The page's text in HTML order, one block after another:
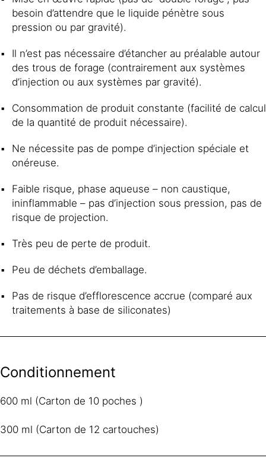
besoin d’attendre que le liquide pénètre sous
pression ou par gravité).
Il n’est pas nécessaire d’étancher au préalable autour
des trous de forage (contrairement aux systèmes
d’injection ou aux systèmes par gravité).
Consommation de produit constante (facilité de calcul
de la quantité de produit nécessaire).
Ne nécessite pas de pompe d’injection spéciale et
onéreuse.
Faible risque, phase aqueuse – non caustique,
ininflammable – pas d’injection sous pression, pas de
risque de projection.
Très peu de perte de produit.
Peu de déchets d’emballage.
Pas de risque d’efflorescence accrue (comparé aux
traitements à base de siliconates)
Conditionnement
600 ml (Carton de 10 poches )
300 ml (Carton de 12 cartouches)